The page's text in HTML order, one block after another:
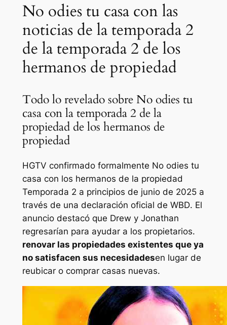
No odies tu casa con las
noticias de la temporada 2
de la temporada 2 de los
hermanos de propiedad
Todo lo revelado sobre No odies tu
casa con la temporada 2 de la
propiedad de los hermanos de
propiedad
HGTV confirmado formalmente No odies tu
casa con los hermanos de la propiedad
Temporada 2 a principios de junio de 2025 a
través de una declaración oficial de WBD. El
anuncio destacó que Drew y Jonathan
regresarían para ayudar a los propietarios.
renovar las propiedades existentes que ya
no satisfacen sus necesidadesen lugar de
reubicar o comprar casas nuevas.